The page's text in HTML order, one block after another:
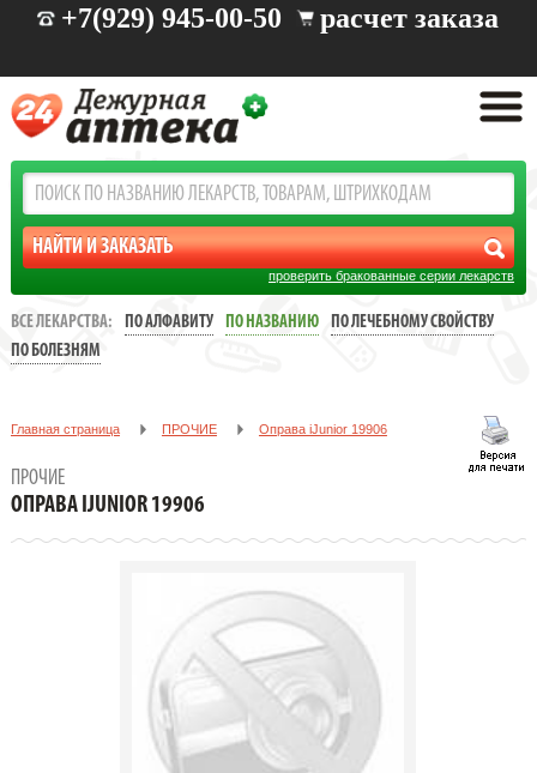
+7(929) 945-00-50 расчет заказа
проверить бракованные серии лекарств
ВСЕ ЛЕКАРСТВА: ПО АЛФАВИТУ ПО НАЗВАНИЮ
ПО ЛЕЧЕБНОМУ СВОЙСТВУ
ПО БОЛЕЗНЯМ
Главная страница ПРОЧИЕ Oправа iJunior 19906
ПРОЧИЕ
OПРАВА IJUNIOR 19906